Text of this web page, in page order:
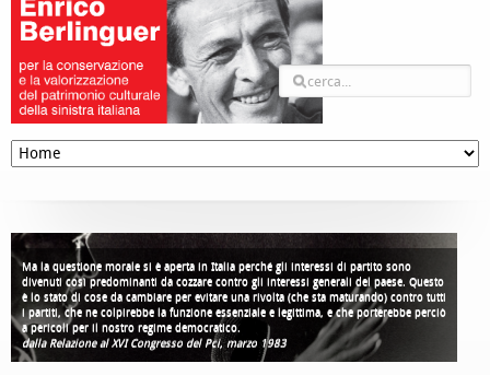
Ma la questione morale si è aperta in Italia perché gli interessi di partito sono
divenuti così predominanti da cozzare contro gli interessi generali del paese. Questo
è lo stato di cose da cambiare per evitare una rivolta (che sta maturando) contro tutti
i partiti, che ne colpirebbe la funzione essenziale e legittima, e che porterebbe perciò
a pericoli per il nostro regime democratico.
dalla Relazione al XVI Congresso del Pci, marzo 1983